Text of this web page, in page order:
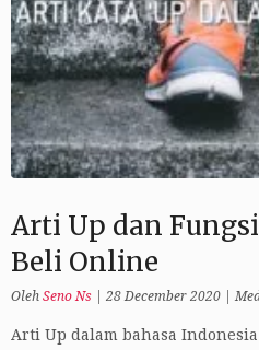
Arti Up dan
Beli Online
Oleh Seno Ns 28 December 2020 |
Arti Up dalam bahasa